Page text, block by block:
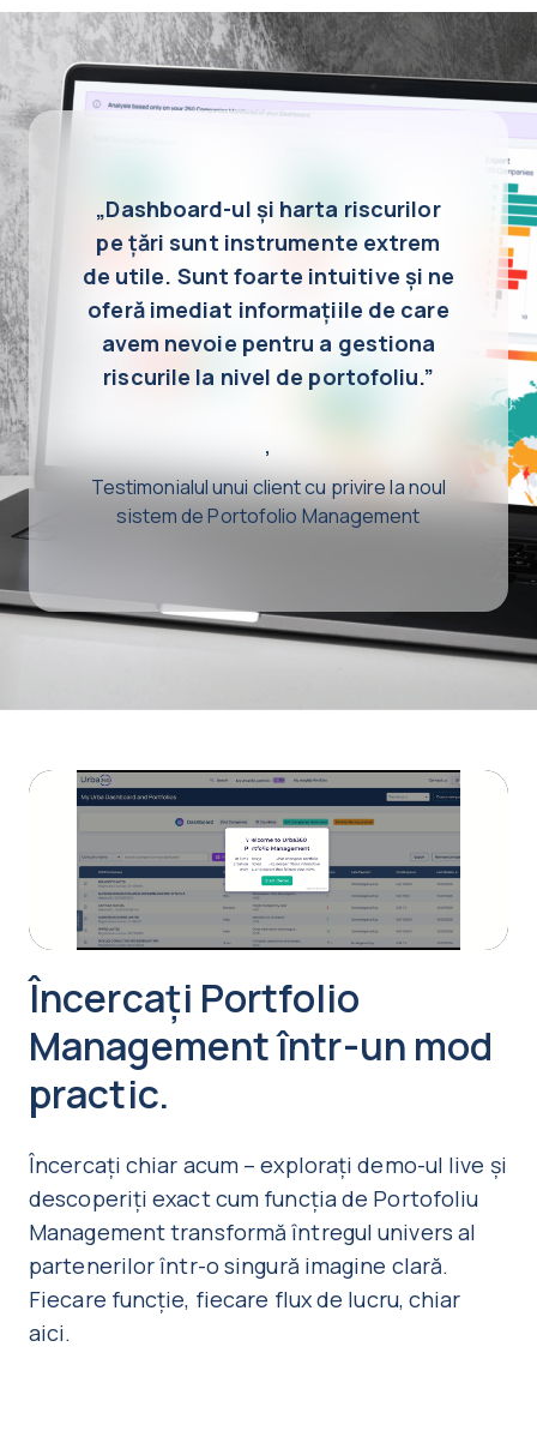
„Dashboard-ul și harta riscurilor
pe țări sunt instrumente extrem
de utile. Sunt foarte intuitive și ne
oferă imediat informațiile de care
avem nevoie pentru a gestiona
riscurile la nivel de portofoliu.”
,
Testimonialul unui client cu privire la noul
sistem de Portofolio Management
Încercați Portfolio
Management într-un mod
practic.
Încercați chiar acum – explorați demo-ul live și
descoperiți exact cum funcția de Portofoliu
Management transformă întregul univers al
partenerilor într-o singură imagine clară.
Fiecare funcție, fiecare flux de lucru, chiar
aici.
Play
Video